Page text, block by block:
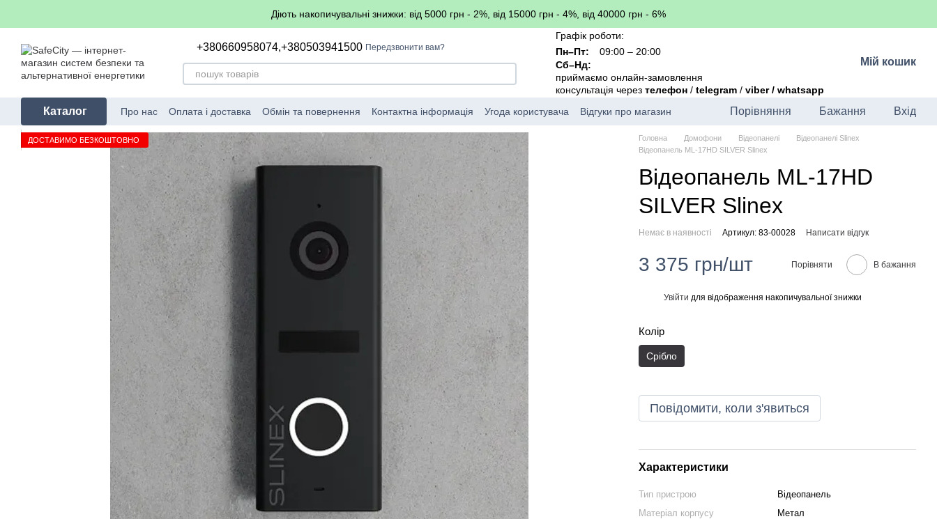
Діють накопичувальні знижки: від 5000 грн - 2%, від 15000 грн - 4%, від 40000 грн - 6%
+380660958074,+380503941500 Передзвонити вам?
Графік роботи:
Пн–Пт:
09:00 – 20:00
Сб–Нд:
приймаємо онлайн-замовлення
консультація черезтелефон /telegram /viber / whatsapp
Мій кошик
Каталог Про нас Оплата і доставка Обмін та повернення Контактна інформація Угода користувача Відгуки про магазин Порівняння Бажання Вхід
Головна Домофони Відеопанелі
Відеопанелі Slinex
Відеопанель ML-17HD SILVER Slinex
Відеопанель ML-17HD
SILVER Slinex
Немає в наявності Артикул: 83-00028 Написати відгук
3 375 грн/шт Порівняти В бажання
Увійти для відображення накопичувальної знижки
Колір
Срібло
Повідомити, коли з'явиться
Характеристики
Тип пристрою
Відеопанель
Матеріал корпусу
Метал
ДОСТАВИМО БЕЗКОШТОВНО